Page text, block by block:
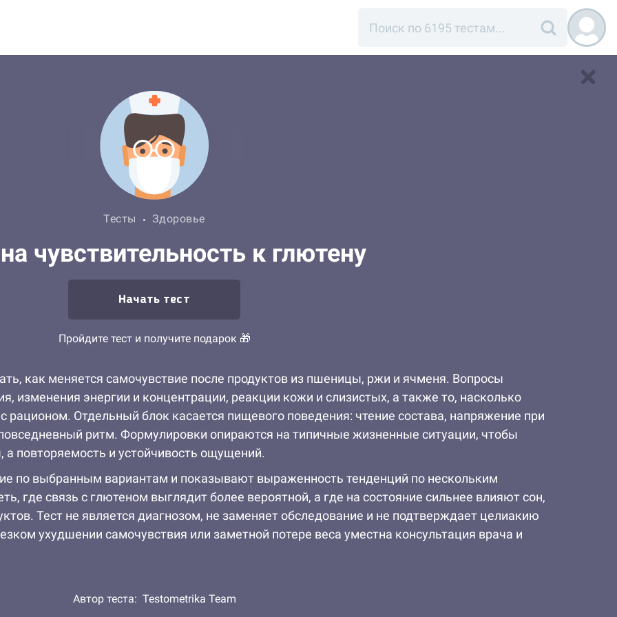
Тесты Здоровье
чувствительность к глютену
Начать тест
Пройдите тест и получите подарок 🎁
как меняется самочувствие после продуктов из пшеницы, ржи и ячменя. Вопросы
изменения энергии и концентрации, реакции кожи и слизистых, а также то, насколько
рационом. Отдельный блок касается пищевого поведения: чтение состава, напряжение при
ритм. Формулировки опираются на типичные жизненные ситуации, чтобы
повторяемость и устойчивость ощущений.
по выбранным вариантам и показывают выраженность тенденций по нескольким
где связь с глютеном выглядит более вероятной, а где на состояние сильнее влияют сон,
Тест не является диагнозом, не заменяет обследование и не подтверждает целиакию
ухудшении самочувствия или заметной потере веса уместна консультация врача и
Автор теста: Testometrika Team